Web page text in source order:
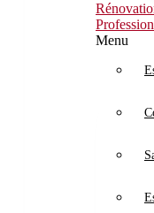
Menu